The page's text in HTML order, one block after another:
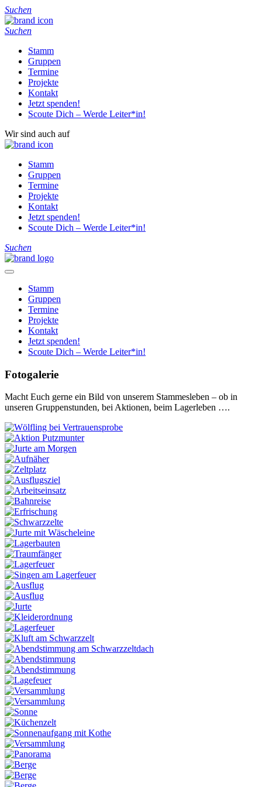
Suchen
Suchen
Stamm
Gruppen
Termine
Projekte
Kontakt
Jetzt spenden!
Scoute Dich – Werde Leiter*in!
Wir sind auch auf
Stamm
Gruppen
Termine
Projekte
Kontakt
Jetzt spenden!
Scoute Dich – Werde Leiter*in!
Suchen
Stamm
Gruppen
Termine
Projekte
Kontakt
Jetzt spenden!
Scoute Dich – Werde Leiter*in!
Fotogalerie
Macht Euch gerne ein Bild von unserem Stammesleben – ob in
unseren Gruppenstunden, bei Aktionen, beim Lagerleben ….